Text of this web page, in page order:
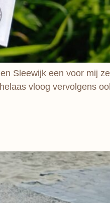
Sleewijk een voor mij
vloog vervolgens